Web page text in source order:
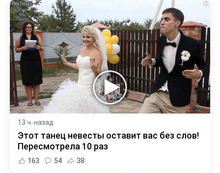
i
13 ч. назад
Этот танец невесты оставит вас без слов!
Пересмотрела 10 раз
163 54 38